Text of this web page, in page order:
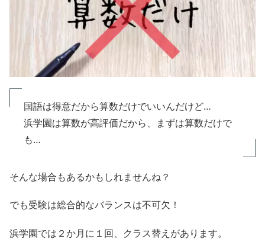
国語は得意だから算数だけでいいんだけど…
浜学園は算数が高評価だから、まずは算数だけで
も…
そんな場合もあるかもしれませんね？
でも受験は総合的なバランスは不可欠！
浜学園では２か月に１回、クラス替えがあります。